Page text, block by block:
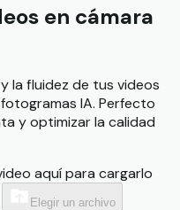
en cámara
la fluidez de tus videos
IA. Perfecto
y optimizar la calidad
aquí para cargarlo
Elegir un archivo